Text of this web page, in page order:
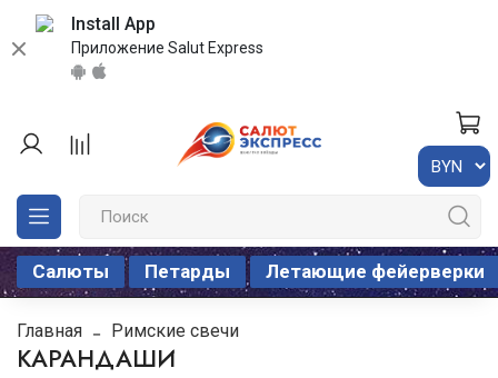
Install App
Приложение Salut Express
Салюты Петарды Летающие фейерверки
Главная Римские свечи
КАРАНДАШИ